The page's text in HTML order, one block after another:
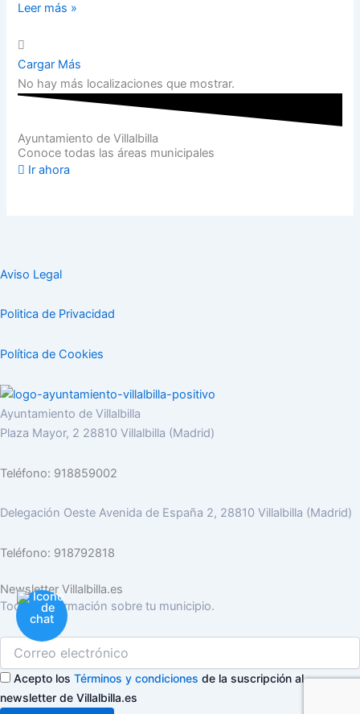
Leer más »
Cargar Más
No hay más localizaciones que mostrar.
Ayuntamiento de Villalbilla
Conoce todas las áreas municipales
Ir ahora
Aviso Legal
Politica de Privacidad
Política de Cookies
Ayuntamiento de Villalbilla
Plaza Mayor, 2 28810 Villalbilla (Madrid)
Teléfono: 918859002
Delegación Oeste Avenida de España 2, 28810 Villalbilla (Madrid)
Teléfono: 918792818
Newsletter Villalbilla.es
Toda la información sobre tu municipio.
Acepto los Términos y condiciones de la suscripción al
newsletter de Villalbilla.es